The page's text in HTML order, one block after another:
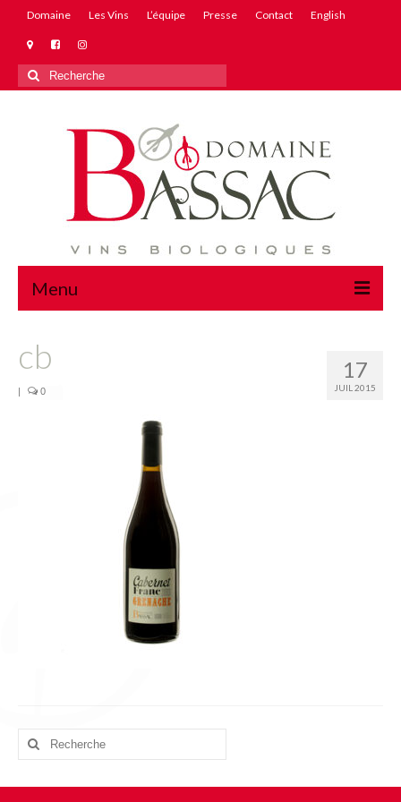
Domaine Les Vins L’équipe Presse Contact English
Rechercher
:
Menu
Les Vins 17
JUIL 2015
cb
| 0
Rechercher